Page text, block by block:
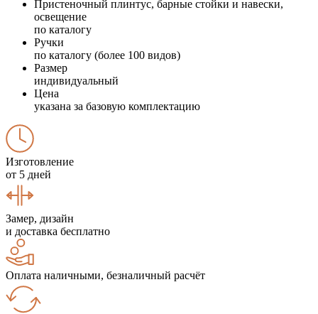
Пристеночный плинтус, барные стойки и навески,
освещение
по каталогу
Ручки
по каталогу (более 100 видов)
Размер
индивидуальный
Цена
указана за базовую комплектацию
Изготовление
от 5 дней
Замер, дизайн
и доставка бесплатно
Оплата наличными, безналичный расчёт